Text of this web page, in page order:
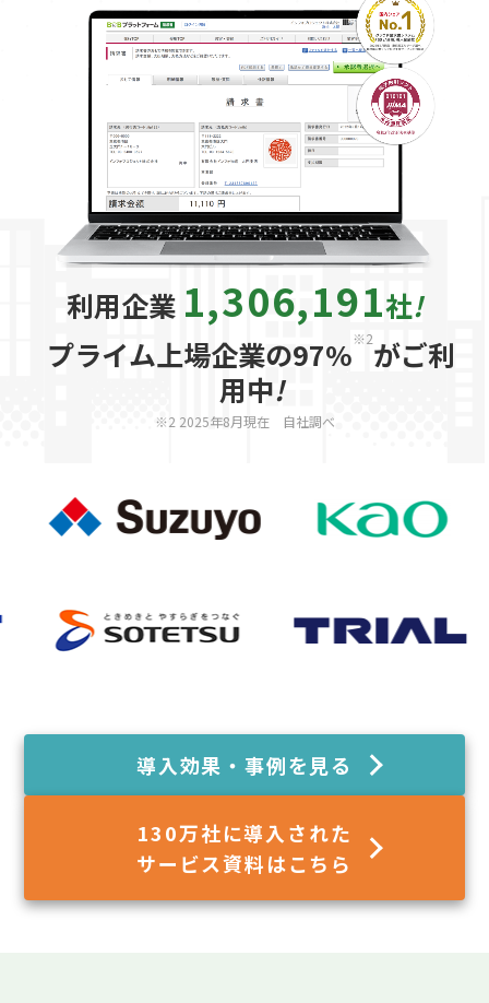
利用企業 1,306,191社!
プライム上場企業の97%※2がご利
用中!
※2 2025年8月現在 自社調べ
導入効果・事例を見る
130万社に導入された
サービス資料はこちら